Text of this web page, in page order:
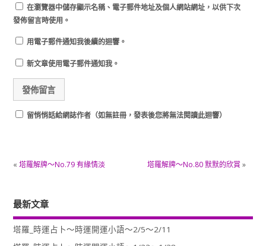
在瀏覽器中儲存顯示名稱、電子郵件地址及個人網站網址，以供下次
發佈留言時使用。
用電子郵件通知我後續的迴響。
新文章使用電子郵件通知我。
留悄悄話給網誌作者（如無註冊，發表後您將無法閱讀此迴響）
« 塔羅解牌～No.79 有緣情淡 塔羅解牌～No.80 默默的欣賞 »
最新文章
塔羅_時運占卜～時運開運小語～2/5～2/11